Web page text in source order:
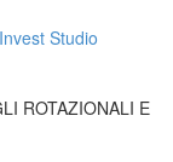
Studio
ROTAZIONALI E